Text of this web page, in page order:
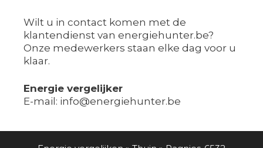
Wilt u in contact komen met de
klantendienst van energiehunter.be?
Onze medewerkers staan elke dag voor u
klaar.
Energie vergelijker
E-mail: info@energiehunter.be